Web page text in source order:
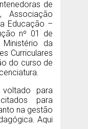
de
Associação
Educação –
nº 01 de
da
Curriculares
do curso de
para
para
na gestão
Aqui